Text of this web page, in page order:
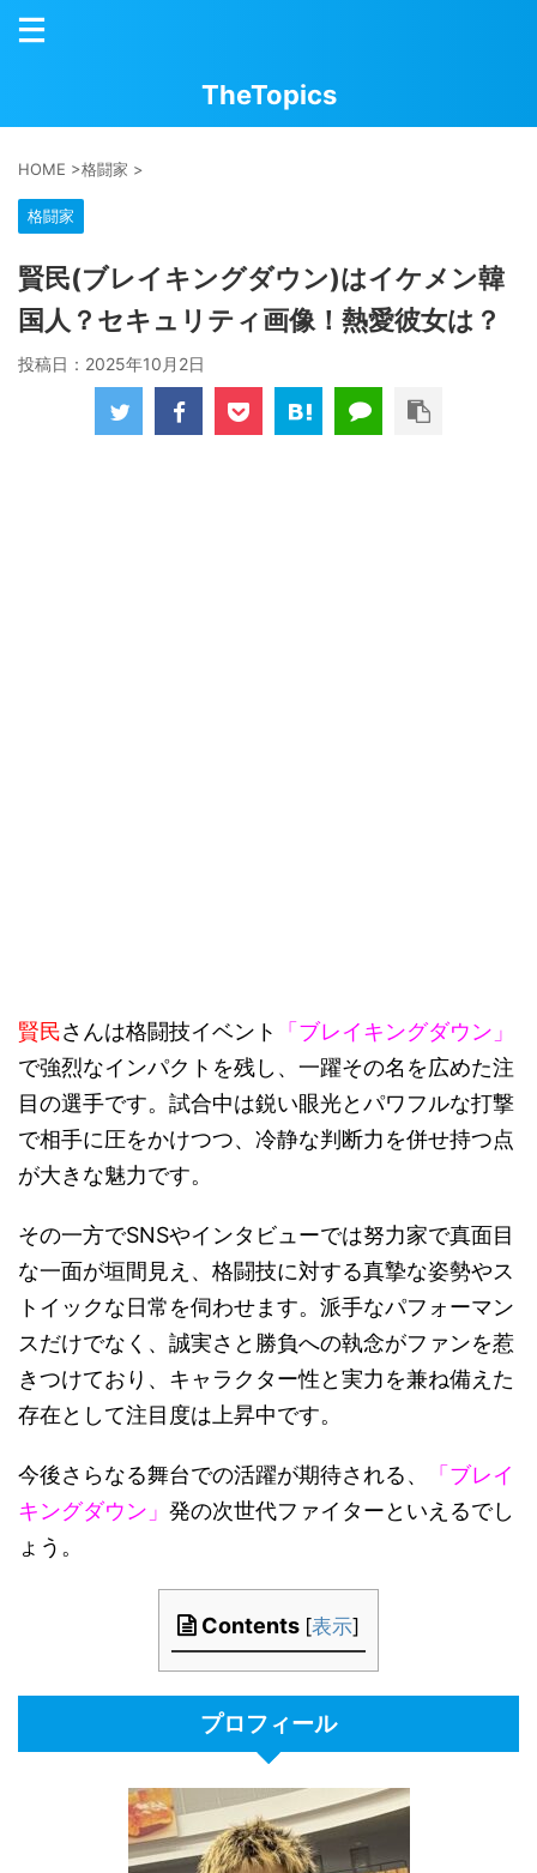
TheTopics
HOME >格闘家 >
格闘家
賢民(ブレイキングダウン)はイケメン韓
国人？セキュリティ画像！熱愛彼女は？
投稿日： 2025年10月2日
賢民さんは格闘技イベント
「ブレイキングダウン」
で強烈なインパクトを残し、一躍その名を広めた注
目の選手です。試合中は鋭い眼光とパワフルな打撃
で相手に圧をかけつつ、冷静な判断力を併せ持つ点
が大きな魅力です。
その一方でSNSやインタビューでは努力家で真面目
な一面が垣間見え、格闘技に対する真摯な姿勢やス
トイックな日常を伺わせます。派手なパフォーマン
スだけでなく、誠実さと勝負への執念がファンを惹
きつけており、キャラクター性と実力を兼ね備えた
存在として注目度は上昇中です。
今後さらなる舞台での活躍が期待される、
「ブレイ
キングダウン」 発の次世代ファイターといえるでし
ょう。
Contents [表示]
プロフィール